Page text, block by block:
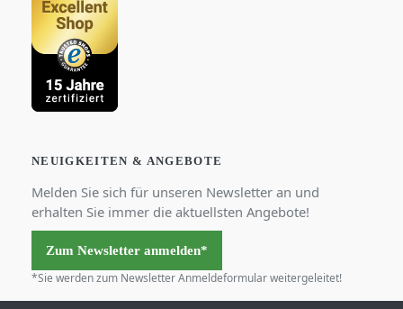
NEUIGKEITEN & ANGEBOTE
Melden Sie sich für unseren Newsletter an und
erhalten Sie immer die aktuellsten Angebote!
Zum Newsletter anmelden*
*Sie werden zum Newsletter Anmeldeformular weitergeleitet!